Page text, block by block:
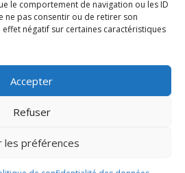
le comportement de navigation ou les ID
ne pas consentir ou de retirer son
négatif sur certaines caractéristiques
Accepter
Refuser
les préférences
–Mentions légales